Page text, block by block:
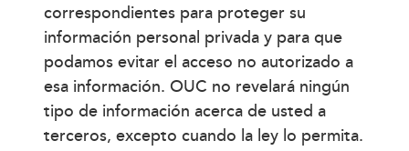
correspondientes para proteger su
información personal privada y para que
podamos evitar el acceso no autorizado a
esa información. OUC no revelará ningún
tipo de información acerca de usted a
terceros, excepto cuando la ley lo permita.